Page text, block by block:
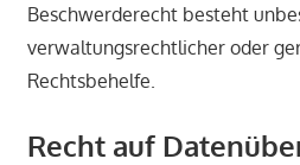
Beschwerderecht besteht
verwaltungsrechtlicher oder
Rechtsbehelfe.
Recht auf